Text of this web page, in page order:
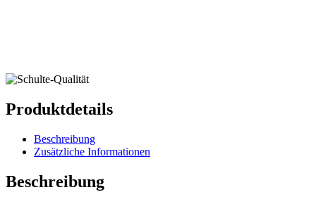
Produktdetails
Beschreibung
Zusätzliche Informationen
Beschreibung